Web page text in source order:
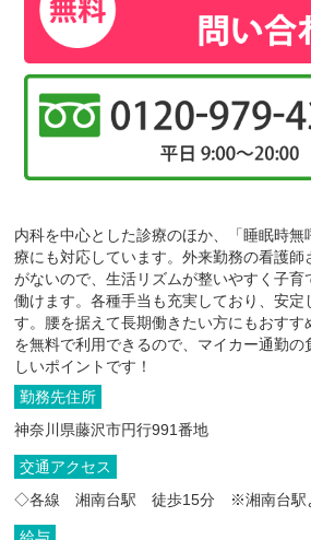
内科を中心とした診療のほか、「睡眠時
療にも対応しています。外来勤務の看護師
がないので、生活リズムが整いやすく子育
働けます。各種手当も充実しており、安定
す。腰を据えて長期働きたい方にもおすす
を無料で利用できるので、マイカー通勤
しいポイントです！
勤務先住所
神奈川県藤沢市円行991番地
交通アクセス
◇各線 湘南台駅 徒歩15分 ※湘南台駅よ